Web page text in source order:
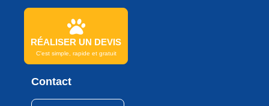
RÉALISER UN DEVIS
C'est simple, rapide et gratuit
Contact